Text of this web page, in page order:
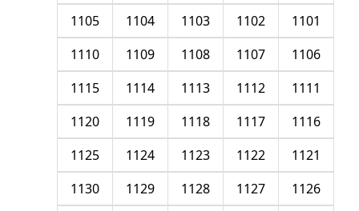
1101
1102
1103
1104
1105
1106
1107
1108
1109
1110
1111
1112
1113
1114
1115
1116
1117
1118
1119
1120
1121
1122
1123
1124
1125
1126
1127
1128
1129
1130